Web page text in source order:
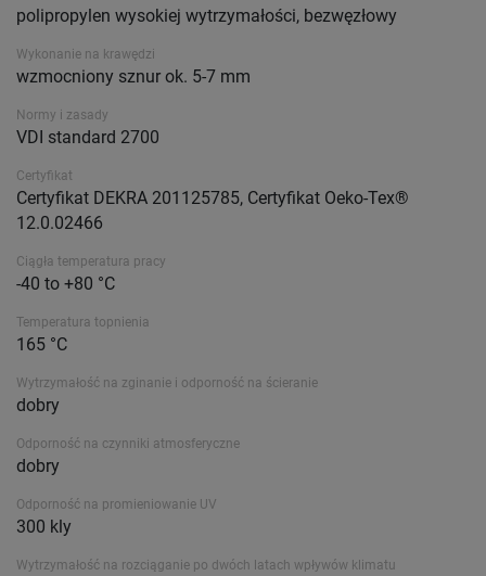
polipropylen wysokiej wytrzymałości, bezwęzłowy
Wykonanie na krawędzi
wzmocniony sznur ok. 5-7 mm
Normy i zasady
VDI standard 2700
Certyfikat
Certyfikat DEKRA 201125785, Certyfikat Oeko-Tex®
12.0.02466
Ciągła temperatura pracy
-40 to +80 °C
Temperatura topnienia
165 °C
Wytrzymałość na zginanie i odporność na ścieranie
dobry
Odporność na czynniki atmosferyczne
dobry
Odporność na promieniowanie UV
300 kly
Wytrzymałość na rozciąganie po dwóch latach wpływów klimatu